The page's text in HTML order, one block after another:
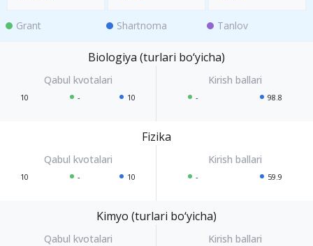
Grant Shartnoma Tanlov
Biologiya (turlari bo‘yicha)
10 - 10 - 98.8
Fizika
10 - 10 - 59.9
Kimyo (turlari bo‘yicha)